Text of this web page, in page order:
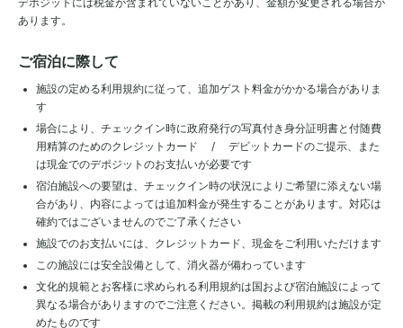
あります。
ご宿泊に際して
施設の定める利用規約に従って、追加ゲスト料金がかかる場合がありま
す
場合により、チェックイン時に政府発行の写真付き身分証明書と付随費
用精算のためのクレジットカード / デビットカードのご提示、また
は現金でのデポジットのお支払いが必要です
宿泊施設への要望は、チェックイン時の状況によりご希望に添えない場
合があり、内容によっては追加料金が発生することがあります。対応は
確約ではございませんのでご了承ください
施設でのお支払いには、クレジットカード、現金をご利用いただけます
この施設には安全設備として、消火器が備わっています
文化的規範とお客様に求められる利用規約は国および宿泊施設によって
異なる場合がありますのでご注意ください。掲載の利用規約は施設が定
めたものです